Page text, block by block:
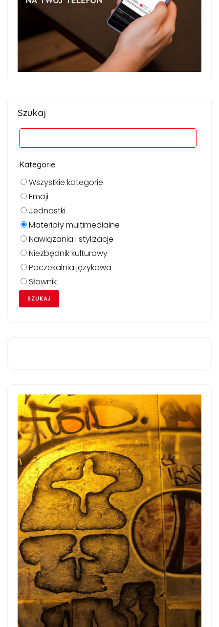
Szukaj
Kategorie
Wszystkie kategorie
Emoji
Jednostki
Materiały multimedialne
Nawiązania i stylizacje
Niezbędnik kulturowy
Poczekalnia językowa
Słownik